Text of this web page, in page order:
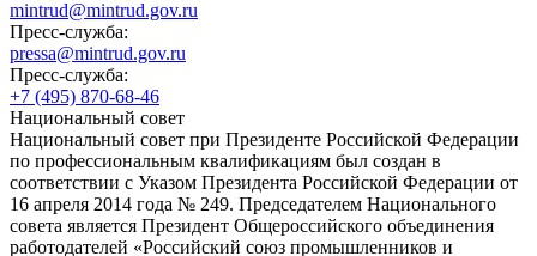
mintrud@mintrud.gov.ru
Пресс-служба:
pressa@mintrud.gov.ru
Пресс-служба:
+7 (495) 870-68-46
Национальный совет
Национальный совет при Президенте Российской Федерации
по профессиональным квалификациям был создан в
соответствии с Указом Президента Российской Федерации от
16 апреля 2014 года № 249. Председателем Национального
совета является Президент Общероссийского объединения
работодателей «Российский союз промышленников и